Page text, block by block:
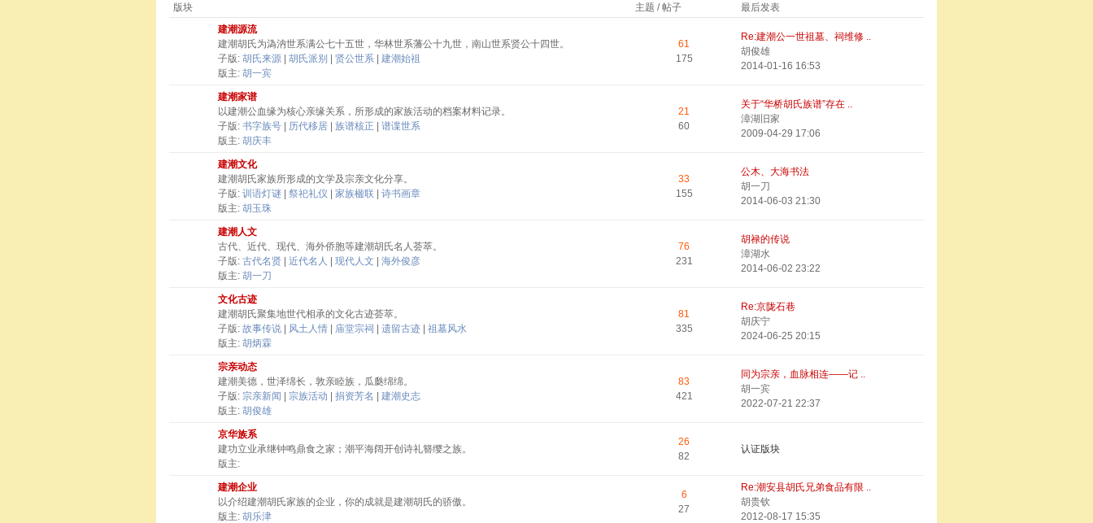
版块 主题 / 帖子
最后发表
建潮源流
建潮胡氏为溈汭世系满公七十五世，华林世系藩公十九世，南山世系贤公十四世。
子版: 胡氏来源 胡氏派别 贤公世系
建潮始祖
版主: 胡一宾
61
175
Re:建潮公一世祖墓、祠维修 ..
胡俊雄
2014-01-16 16:53
建潮家谱
以建潮公血缘为核心亲缘关系，所形成的家族活动的档案材料记录。
子版: 书字族号 历代移居 族谱核正
谱谍世系
版主: 胡庆丰
21
60
关于“华桥胡氏族谱”存在 ..
漳湖旧家
2009-04-29 17:06
建潮文化
建潮胡氏家族所形成的文学及宗亲文化分享。
子版: 训语灯谜 祭祀礼仪 家族楹联
诗书画章
版主: 胡玉珠
33
155
公木、大海书法
胡一刀
2014-06-03 21:30
建潮人文
古代、近代、现代、海外侨胞等建潮胡氏名人荟萃。
子版: 古代名贤 近代名人 现代人文
海外俊彦
版主: 胡一刀
76
231
胡禄的传说
漳湖水
2014-06-02 23:22
文化古迹
建潮胡氏聚集地世代相承的文化古迹荟萃。
子版: 故事传说 风土人情 庙堂宗祠 遗留古迹
祖墓风水
版主: 胡炳霖
81
335
Re:京陇石巷
胡庆宁
2024-06-25 20:15
宗亲动态
建潮美德，世泽绵长，敦亲睦族，瓜瓞绵绵。
子版: 宗亲新闻 宗族活动 捐资芳名
建潮史志
版主: 胡俊雄
83
421
同为宗亲，血脉相连——记 ..
胡一宾
2022-07-21 22:37
京华族系
建功立业承继钟鸣鼎食之家；潮平海阔开创诗礼簪缨之族。
版主:
26
82
认证版块
建潮企业
以介绍建潮胡氏家族的企业，你的成就是建潮胡氏的骄傲。
版主: 胡乐津
6
27
Re:潮安县胡氏兄弟食品有限 ..
胡贵钦
2012-08-17 15:35